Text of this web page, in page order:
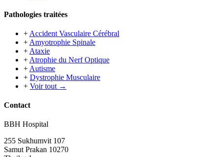
Pathologies traitées
+ Accident Vasculaire Cérébral
+ Amyotrophie Spinale
+ Ataxie
+ Atrophie du Nerf Optique
+ Autisme
+ Dystrophie Musculaire
+ Voir tout →
Contact
BBH Hospital
255 Sukhumvit 107
Samut Prakan 10270